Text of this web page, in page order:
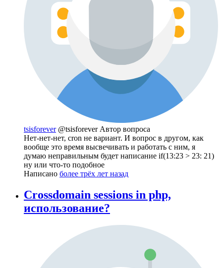
tsisforever @tsisforever Автор вопроса
Нет-нет-нет, cron не вариант. И вопрос в другом, как
вообще это время высвечивать и работать с ним, я
думаю неправильным будет написание if(13:23 > 23: 21)
ну или что-то подобное
Написано более трёх лет назад
Crossdomain sessions in php,
использование?